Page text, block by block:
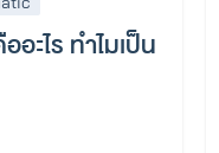
ะไร ทำไมเป็น